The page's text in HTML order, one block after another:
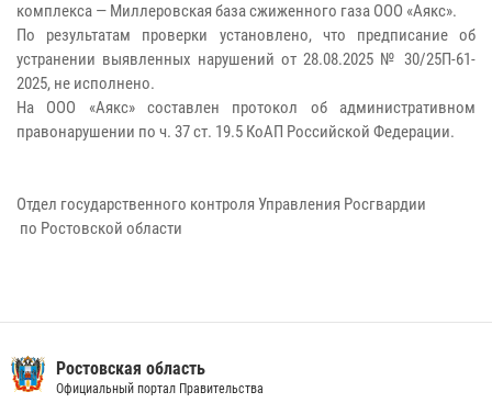
комплекса — Миллеровская база сжиженного газа ООО «Аякс».
По результатам проверки установлено, что предписание об
устранении выявленных нарушений от 28.08.2025 № 30/25П-61-
2025, не исполнено.
На ООО «Аякс» составлен протокол об административном
правонарушении по ч. 37 ст. 19.5 КоАП Российской Федерации.
Отдел государственного контроля Управления Росгвардии
по Ростовской области
Ростовская область
Официальный портал Правительства